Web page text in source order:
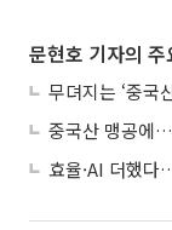
문현호 기자의 주
중국산 맹공에